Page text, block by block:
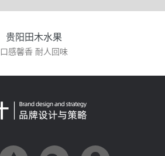
贵阳田木水果
口感馨香 耐人回味